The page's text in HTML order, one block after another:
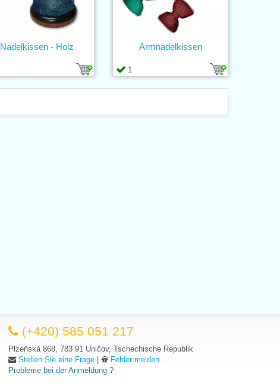
Nadelkissen - Holz
1
Armnadelkissen
(+420) 585 051 217
Plzeňská 868, 783 91 Uničov, Tschechische Republik
Stellen Sie eine Frage |
Fehler melden
Probleme bei der Anmeldung ?